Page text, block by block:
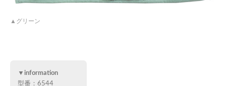
グリーン
▼information
型番：6544